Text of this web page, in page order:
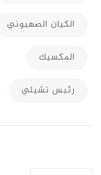
الكيان الصهيوني
المكسيك
رئيس تشيلي